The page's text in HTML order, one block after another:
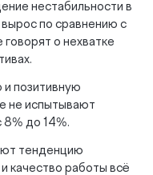
нестабильности в
по сравнению с
о нехватке
и позитивную
не испытывают
8% до 14%.
тенденцию
качество работы всё